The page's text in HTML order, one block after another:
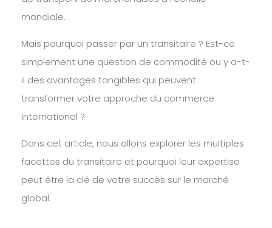
mondiale.
Mais pourquoi passer par un transitaire ? Est-ce
simplement une question de commodité ou y a-t-
il des avantages tangibles qui peuvent
transformer votre approche du commerce
international ?
Dans cet article, nous allons explorer les multiples
facettes du transitaire et pourquoi leur expertise
peut être la clé de votre succès sur le marché
global.